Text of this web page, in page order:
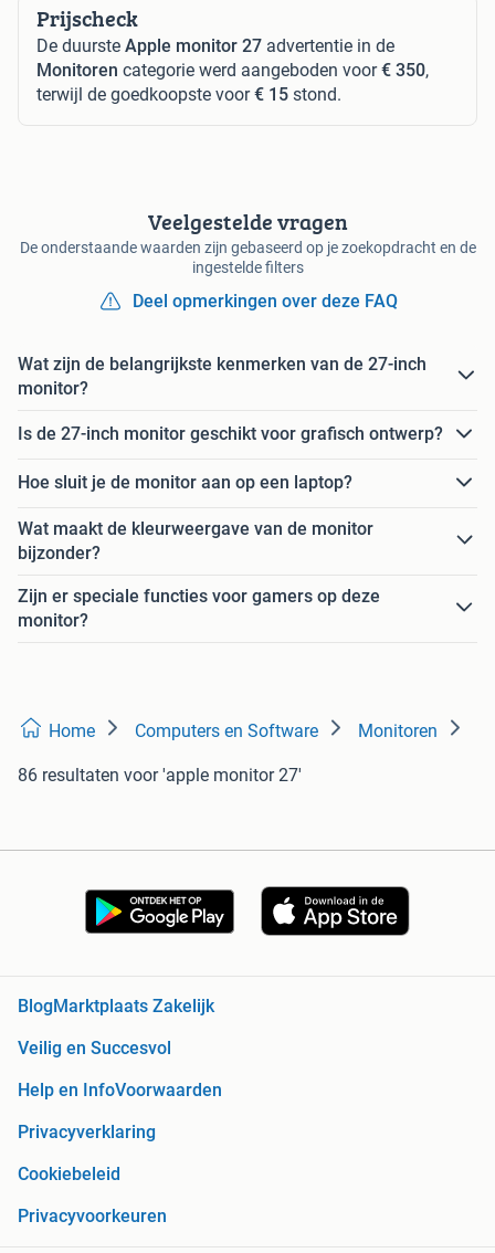
Prijscheck
De duurste Apple monitor 27 advertentie in de
Monitoren categorie werd aangeboden voor€ 350,
terwijl de goedkoopste voor€ 15 stond.
Veelgestelde vragen
De onderstaande waarden zijn gebaseerd op je zoekopdracht en de
ingestelde filters
Deel opmerkingen over deze FAQ
Wat zijn de belangrijkste kenmerken van de 27-inch
monitor?
Is de 27-inch monitor geschikt voor grafisch ontwerp?
Hoe sluit je de monitor aan op een laptop?
Wat maakt de kleurweergave van de monitor
bijzonder?
Zijn er speciale functies voor gamers op deze
monitor?
Home Computers en Software Monitoren
86 resultaten voor 'apple monitor 27'
BlogMarktplaats Zakelijk
Veilig en Succesvol
Help en InfoVoorwaarden
Privacyverklaring
Cookiebeleid
Privacyvoorkeuren